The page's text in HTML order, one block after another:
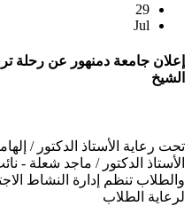
29
Jul
إعلان جامعة دمنهور عن رحلة
الشيخ
تحت رعاية الأستاذ الدكتور /
الأستاذ الدكتور / ماجد شعلة -
والطلاب تنظم إدارة النشاط
لرعاية الطلاب